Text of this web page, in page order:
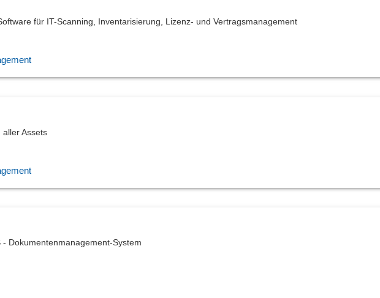
für IT-Scanning, Inventarisierung, Lizenz- und Vertragsmanagement
aller Assets
- Dokumentenmanagement-System